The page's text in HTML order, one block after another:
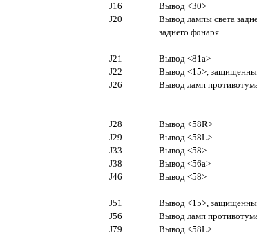
J16
Вывод <30>
J20
Вывод лампы света
заднего фонаря
J21
Вывод <81a>
J22
Вывод <15>,
J26
Вывод ламп
J28
Вывод <58R>
J29
Вывод <58L>
J33
Вывод <58>
J38
Вывод <56a>
J46
Вывод <58>
J51
Вывод <15>,
J56
Вывод ламп
J79
Вывод <58L>